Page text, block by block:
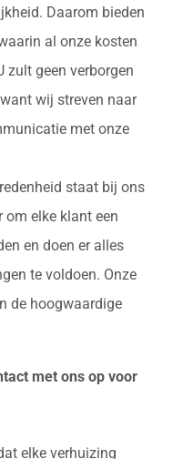
Daarom bieden
al onze kosten
zult geen verborgen
wij streven naar
met onze
staat bij ons
om elke klant een
en doen er alles
te voldoen. Onze
de hoogwaardige
met ons op voor
elke verhuizing